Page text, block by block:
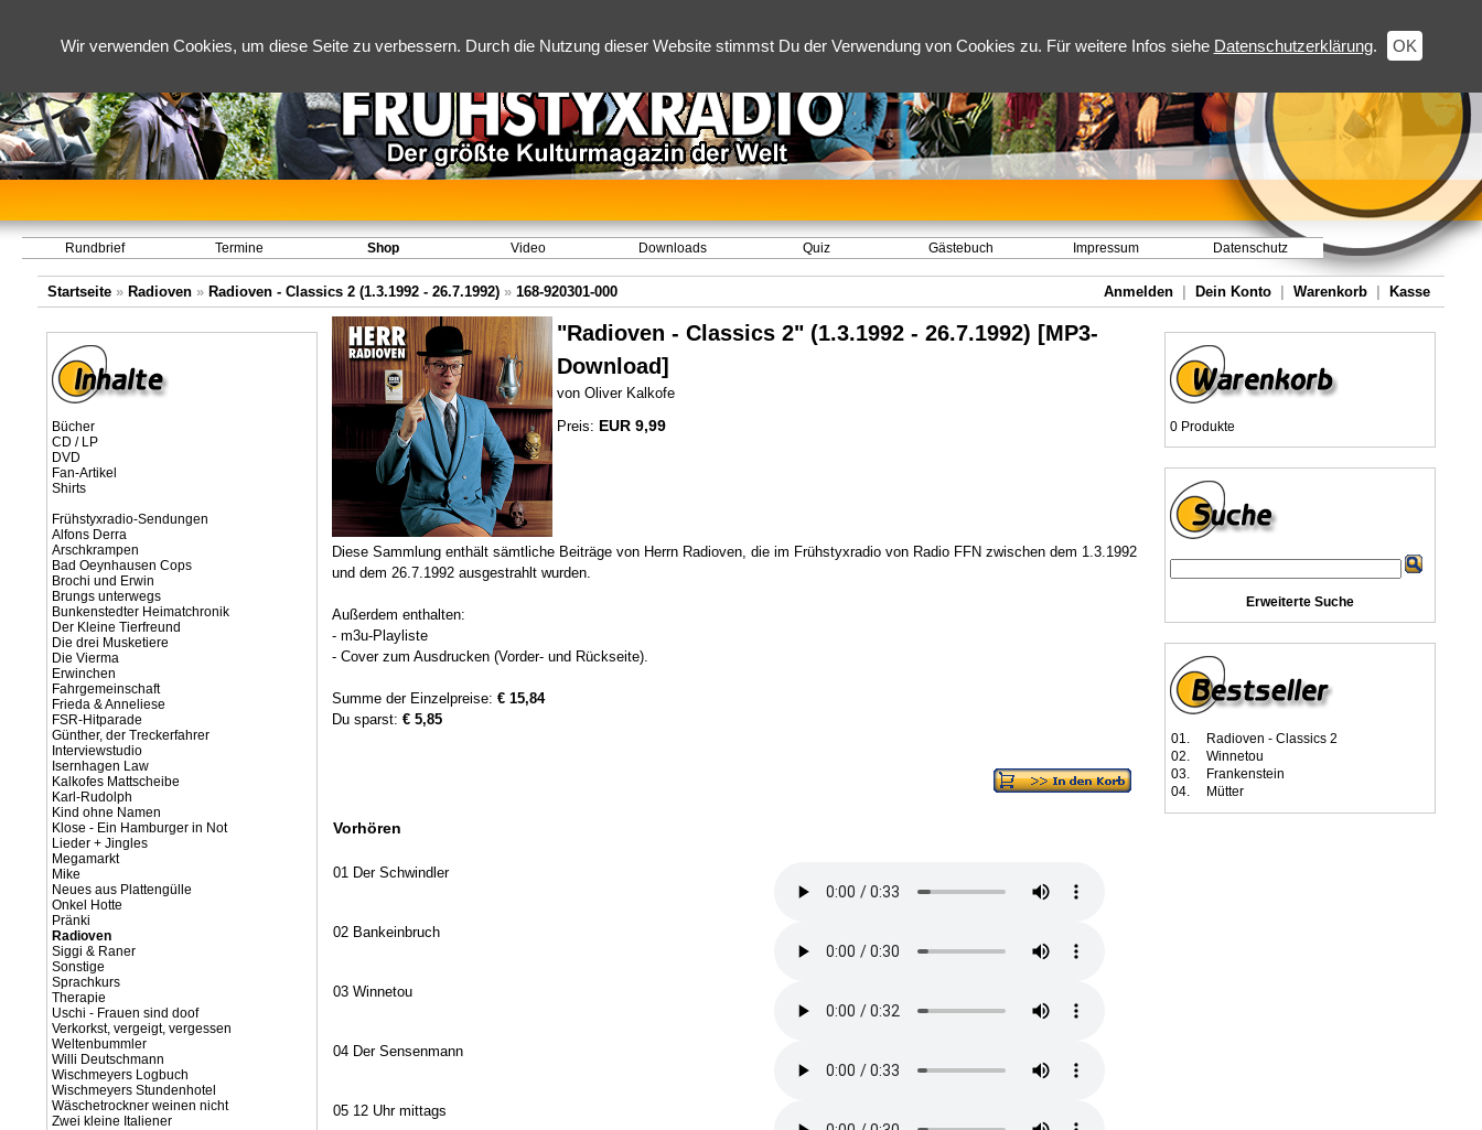
Wir verwenden Cookies, um diese Seite zu verbessern. Durch die Nutzung dieser Website stimmst Du der Verwendung von Cookies zu. Für weitere Infos siehe Datenschutzerklärung. OK
Rundbrief Termine Shop Video Downloads Quiz Gästebuch Impressum Datenschutz
Startseite » Radioven » Radioven - Classics 2 (1.3.1992 - 26.7.1992) » 168-920301-000 Anmelden Dein Konto Warenkorb Kasse
Bücher
CD / LP
DVD
Fan-Artikel
Shirts
Frühstyxradio-Sendungen
Alfons Derra
Arschkrampen
Bad Oeynhausen Cops
Brochi und Erwin
Brungs unterwegs
Bunkenstedter Heimatchronik
Der Kleine Tierfreund
Die drei Musketiere
Die Vierma
Erwinchen
Fahrgemeinschaft
Frieda & Anneliese
FSR-Hitparade
Günther, der Treckerfahrer
Interviewstudio
Isernhagen Law
Kalkofes Mattscheibe
Karl-Rudolph
Kind ohne Namen
Klose - Ein Hamburger in Not
Lieder + Jingles
Megamarkt
Mike
Neues aus Plattengülle
Onkel Hotte
Pränki
Radioven
Siggi & Raner
Sonstige
Sprachkurs
Therapie
Uschi - Frauen sind doof
Verkorkst, vergeigt, vergessen
Weltenbummler
Willi Deutschmann
Wischmeyers Logbuch
Wischmeyers Stundenhotel
Wäschetrockner weinen nicht
Zwei kleine Italiener
"Radioven - Classics 2" (1.3.1992 - 26.7.1992) [MP3-
Download]
von Oliver Kalkofe
Preis: EUR 9,99
Diese Sammlung enthält sämtliche Beiträge von Herrn Radioven, die im Frühstyxradio von Radio FFN zwischen dem 1.3.1992
und dem 26.7.1992 ausgestrahlt wurden.
Außerdem enthalten:
- m3u-Playliste
- Cover zum Ausdrucken (Vorder- und Rückseite).
Summe der Einzelpreise: € 15,84
Du sparst: € 5,85
Vorhören
01 Der Schwindler
02 Bankeinbruch
03 Winnetou
04 Der Sensenmann
05 12 Uhr mittags
0 Produkte
Erweiterte Suche
01.
Radioven - Classics 2
02.
Winnetou
03.
Frankenstein
04.
Mütter